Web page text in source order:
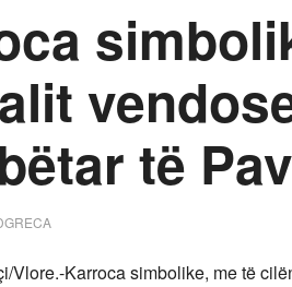
të
Vlore.-Karroca simbolike, me të